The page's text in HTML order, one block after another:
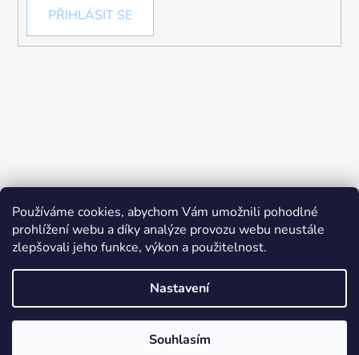
Používáme cookies, abychom Vám umožnili pohodlné
prohlížení webu a díky analýze provozu webu neustále
zlepšovali jeho funkce, výkon a použitelnost.
Nastavení
Souhlasím
PŘIHLÁSIT SE
Vytvořil Shoptet
Chytré hračky